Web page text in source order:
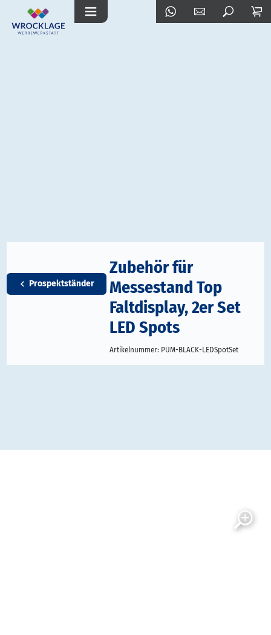
Prospektständer
Zubehör für
Messestand Top
Faltdisplay, 2er Set
LED Spots
Artikelnummer: PUM-BLACK-LEDSpotSet